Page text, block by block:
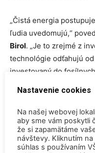
„Čistá energia
ľudia uvedomujú,“
Birol. „Je to zrejmé z
technológie odťahujú
investovaný do
ZDROJ
Nucnet
TAGY
IEA World
Nastavenie cookies
Na našej webovej
aby sme vám poskytli
že si zapamätáme
návštevy. Kliknutím
súhlas s používaním